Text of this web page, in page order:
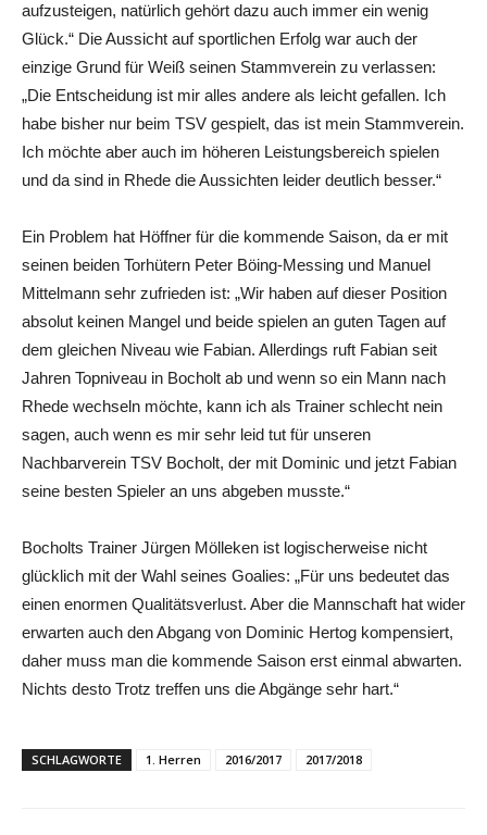
aufzusteigen, natürlich gehört dazu auch immer ein wenig
Glück.“ Die Aussicht auf sportlichen Erfolg war auch der
einzige Grund für Weiß seinen Stammverein zu verlassen:
„Die Entscheidung ist mir alles andere als leicht gefallen. Ich
habe bisher nur beim TSV gespielt, das ist mein Stammverein.
Ich möchte aber auch im höheren Leistungsbereich spielen
und da sind in Rhede die Aussichten leider deutlich besser.“
Ein Problem hat Höffner für die kommende Saison, da er mit
seinen beiden Torhütern Peter Böing-Messing und Manuel
Mittelmann sehr zufrieden ist: „Wir haben auf dieser Position
absolut keinen Mangel und beide spielen an guten Tagen auf
dem gleichen Niveau wie Fabian. Allerdings ruft Fabian seit
Jahren Topniveau in Bocholt ab und wenn so ein Mann nach
Rhede wechseln möchte, kann ich als Trainer schlecht nein
sagen, auch wenn es mir sehr leid tut für unseren
Nachbarverein TSV Bocholt, der mit Dominic und jetzt Fabian
seine besten Spieler an uns abgeben musste.“
Bocholts Trainer Jürgen Mölleken ist logischerweise nicht
glücklich mit der Wahl seines Goalies: „Für uns bedeutet das
einen enormen Qualitätsverlust. Aber die Mannschaft hat wider
erwarten auch den Abgang von Dominic Hertog kompensiert,
daher muss man die kommende Saison erst einmal abwarten.
Nichts desto Trotz treffen uns die Abgänge sehr hart.“
SCHLAGWORTE 1. Herren 2016/2017 2017/2018